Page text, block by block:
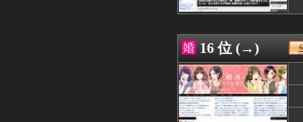
16 位 (→)